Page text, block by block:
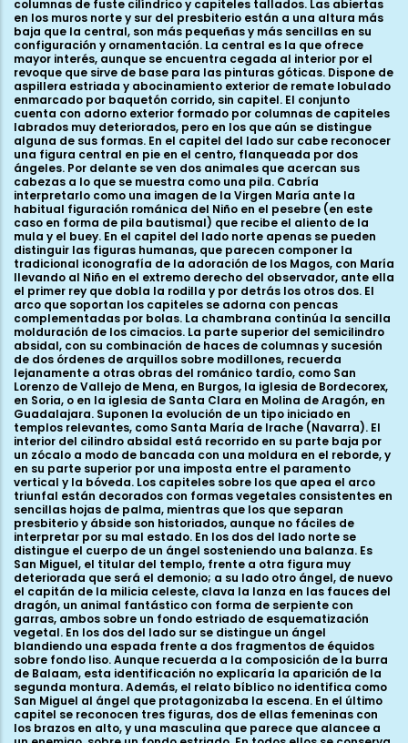
columnas de fuste cilíndrico y capiteles tallados. Las abiertas
en los muros norte y sur del presbiterio están a una altura más
baja que la central, son más pequeñas y más sencillas en su
configuración y ornamentación. La central es la que ofrece
mayor interés, aunque se encuentra cegada al interior por el
revoque que sirve de base para las pinturas góticas. Dispone de
aspillera estriada y abocinamiento exterior de remate lobulado
enmarcado por baquetón corrido, sin capitel. El conjunto
cuenta con adorno exterior formado por columnas de capiteles
labrados muy deteriorados, pero en los que aún se distingue
alguna de sus formas. En el capitel del lado sur cabe reconocer
una figura central en pie en el centro, flanqueada por dos
ángeles. Por delante se ven dos animales que acercan sus
cabezas a lo que se muestra como una pila. Cabría
interpretarlo como una imagen de la Virgen María ante la
habitual figuración románica del Niño en el pesebre (en este
caso en forma de pila bautismal) que recibe el aliento de la
mula y el buey. En el capitel del lado norte apenas se pueden
distinguir las figuras humanas, que parecen componer la
tradicional iconografía de la adoración de los Magos, con María
llevando al Niño en el extremo derecho del observador, ante ella
el primer rey que dobla la rodilla y por detrás los otros dos. El
arco que soportan los capiteles se adorna con pencas
complementadas por bolas. La chambrana continúa la sencilla
molduración de los cimacios. La parte superior del semicilindro
absidal, con su combinación de haces de columnas y sucesión
de dos órdenes de arquillos sobre modillones, recuerda
lejanamente a otras obras del románico tardío, como San
Lorenzo de Vallejo de Mena, en Burgos, la iglesia de Bordecorex,
en Soria, o en la iglesia de Santa Clara en Molina de Aragón, en
Guadalajara. Suponen la evolución de un tipo iniciado en
templos relevantes, como Santa María de Irache (Navarra). El
interior del cilindro absidal está recorrido en su parte baja por
un zócalo a modo de bancada con una moldura en el reborde, y
en su parte superior por una imposta entre el paramento
vertical y la bóveda. Los capiteles sobre los que apea el arco
triunfal están decorados con formas vegetales consistentes en
sencillas hojas de palma, mientras que los que separan
presbiterio y ábside son historiados, aunque no fáciles de
interpretar por su mal estado. En los dos del lado norte se
distingue el cuerpo de un ángel sosteniendo una balanza. Es
San Miguel, el titular del templo, frente a otra figura muy
deteriorada que será el demonio; a su lado otro ángel, de nuevo
el capitán de la milicia celeste, clava la lanza en las fauces del
dragón, un animal fantástico con forma de serpiente con
garras, ambos sobre un fondo estriado de esquematización
vegetal. En los dos del lado sur se distingue un ángel
blandiendo una espada frente a dos fragmentos de équidos
sobre fondo liso. Aunque recuerda a la composición de la burra
de Balaam, esta identificación no explicaría la aparición de la
segunda montura. Además, el relato bíblico no identifica como
San Miguel al ángel que protagonizaba la escena. En el último
capitel se reconocen tres figuras, dos de ellas femeninas con
los brazos en alto, y una masculina que parece que alancee a